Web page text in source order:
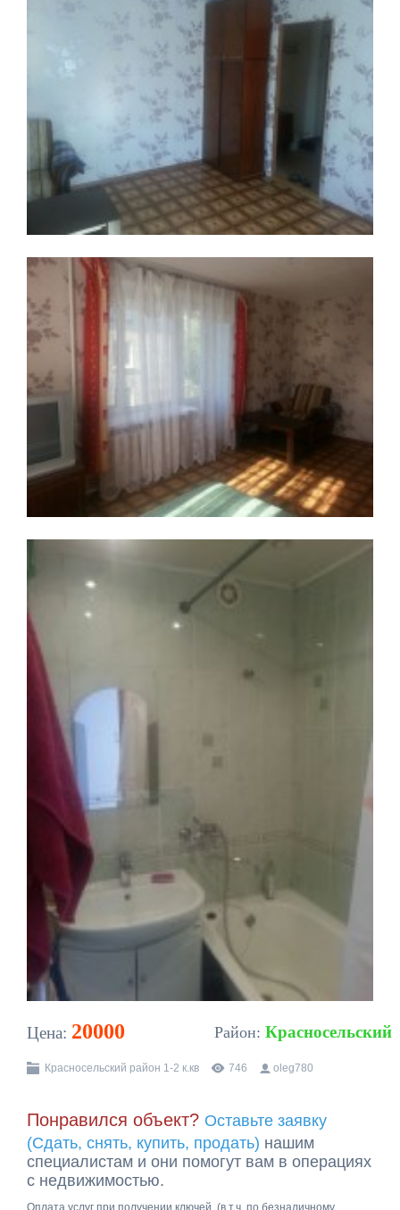
Цена: 20000 Район: Красносельский
Красносельский район 1-2 к.кв 746 oleg780
Понравился объект? Оставьте заявку
(Сдать, снять, купить, продать) нашим
специалистам и они помогут вам в операциях
с недвижимостью.
Оплата услуг при получении ключей. (в т.ч. по безналичному